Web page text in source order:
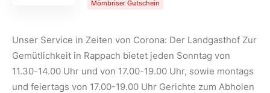
Mömbriser Gutschein
Unser Service in Zeiten von Corona: Der Landgasthof Zur
Gemütlichkeit in Rappach bietet jeden Sonntag von
11.30-14.00 Uhr und von 17.00-19.00 Uhr, sowie montags
und feiertags von 17.00-19.00 Uhr Gerichte zum Abholen